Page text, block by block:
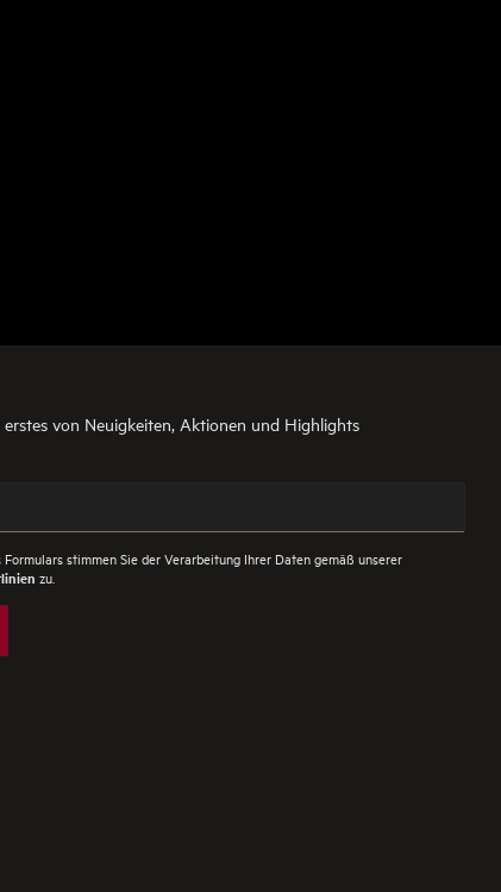
erstes von Neuigkeiten, Aktionen und Highlights
Formulars stimmen Sie der Verarbeitung Ihrer Daten gemäß unserer
zu.